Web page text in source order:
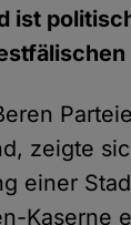
ist
zeigte
einer
Kaserne